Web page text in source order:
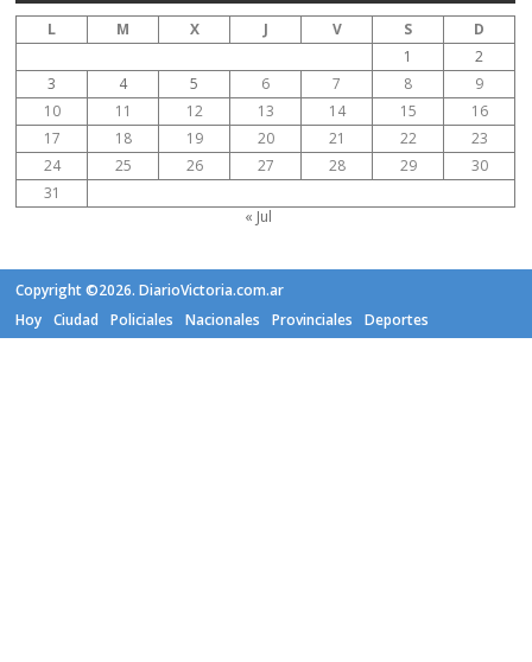
L M X J V S
D
1
2
3
4 5 6 7 8
9
10
11 12 13 14 15
16
17
18 19 20 21 22
23
24
25 26 27 28 29
30
31
« Jul
Copyright ©2026. DiarioVictoria.com.ar
Hoy
Ciudad Policiales Nacionales Provinciales Deportes